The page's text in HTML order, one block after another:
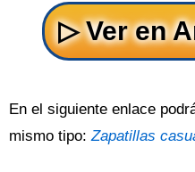
En el siguiente enlace
mismo tipo:Zapatillas